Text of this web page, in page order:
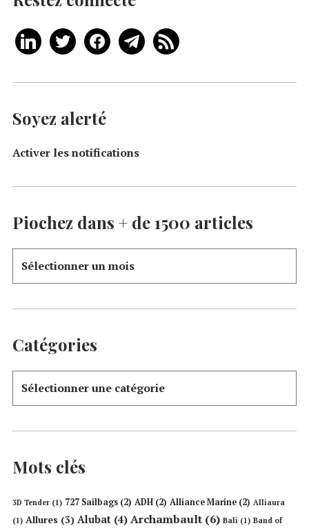
Soyez alerté
Activer les notifications
Piochez dans + de 1500 articles
Catégories
Mots clés
3D Tender (1) 727 Sailbags (2) ADH (2) Alliance Marine (2) Alliaura
(1) Allures (3) Alubat (4) Archambault (6) Bali (1) Band of